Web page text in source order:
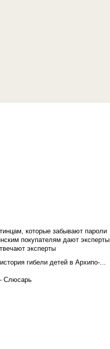
которые забывают пароли
покупателям дают эксперты
эксперты
гибели детей в Архипо-...
Слюсарь